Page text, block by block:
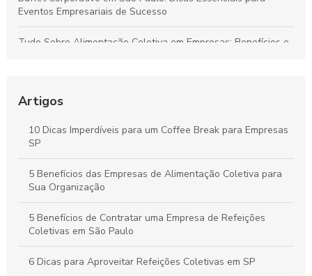
Eventos Empresariais de Sucesso
Tudo Sobre Alimentação Coletiva em Empresas: Benefícios e
Empresas
Como Organizar um Coffee Break Corporativo Eficiente para
Melhorar o Ambiente de Trabalho
Estratégias para um Coffee Break Corporativo que
Potencializa a Produtividade e o Bem-Estar da Equipe
Artigos
10 Dicas Imperdíveis para um Coffee Break para Empresas
SP
5 Benefícios das Empresas de Alimentação Coletiva para
Sua Organização
5 Benefícios de Contratar uma Empresa de Refeições
Coletivas em São Paulo
6 Dicas para Aproveitar Refeições Coletivas em SP